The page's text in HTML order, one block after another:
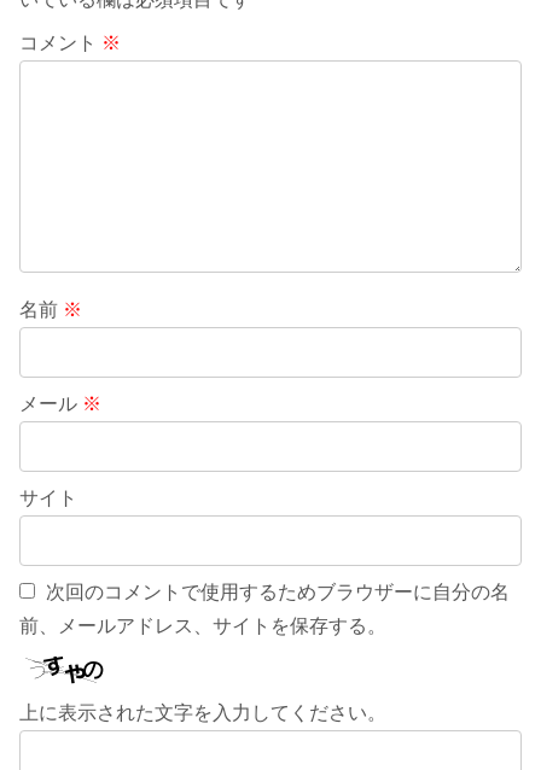
コメント ※
名前 ※
メール ※
サイト
次回のコメントで使用するためブラウザーに自分の名
前、メールアドレス、サイトを保存する。
上に表示された文字を入力してください。